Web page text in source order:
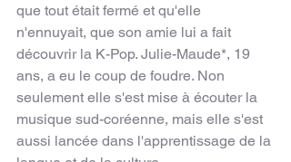
que tout était fermé et qu'elle
n'ennuyait, que son amie lui a fait
découvrir la K-Pop. Julie-Maude*, 19
ans, a eu le coup de foudre. Non
seulement elle s'est mise à écouter la
musique sud-coréenne, mais elle s'est
aussi lancée dans l'apprentissage de la